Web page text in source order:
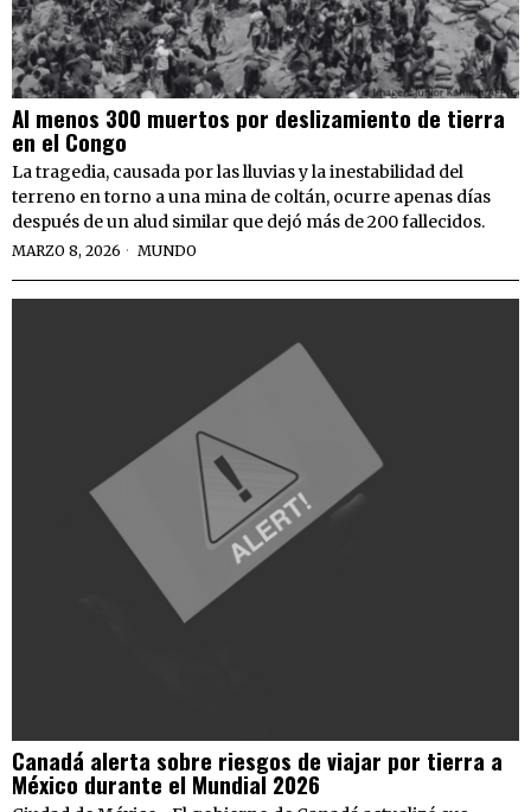
Al menos 300 muertos por deslizamiento de tierra
en el Congo
La tragedia, causada por las lluvias y la inestabilidad del
terreno en torno a una mina de coltán, ocurre apenas días
después de un alud similar que dejó más de 200 fallecidos.
MARZO 8, 2026 MUNDO
Canadá alerta sobre riesgos de viajar por tierra a
México durante el Mundial 2026